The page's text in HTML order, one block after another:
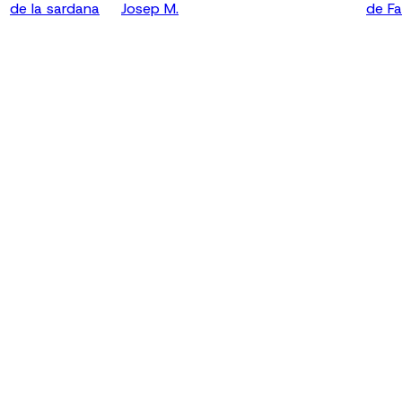
de la sardana
Josep M.
de